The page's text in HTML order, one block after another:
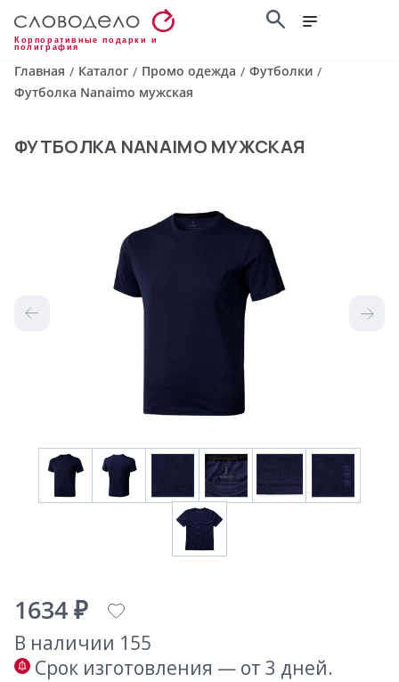
Корпоративные подарки и
полиграфия
Главная / Каталог / Промо одежда / Футболки /
Футболка Nanaimo мужская
ФУТБОЛКА NANAIMO МУЖСКАЯ
1634 ₽
В наличии 155
Срок изготовления — от 3 дней.